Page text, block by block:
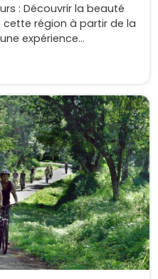
: Découvrir la beauté
région à partir de la
expérience...